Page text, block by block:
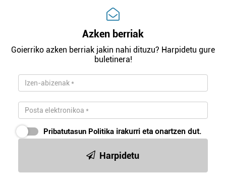
Azken berriak
Goierriko azken berriak jakin nahi dituzu? Harpidetu gure
buletinera!
Pribatutasun Politika irakurri eta onartzen dut.
Harpidetu